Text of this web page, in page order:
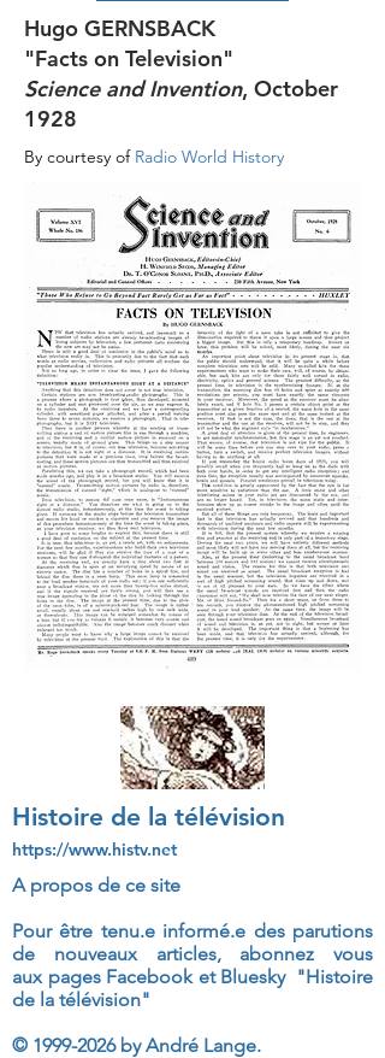
Hugo GERNSBACK
"Facts on Television"
Science and Invention, October
1928
By courtesy of Radio World History
Histoire de la télévision
https://www.histv.net
A propos de ce site
Pour être tenu.e informé.e des parutions
de nouveaux articles, abonnez vous
aux pages Facebook et Bluesky "Histoire
de la télévision"
© 1999-2026by André Lange.